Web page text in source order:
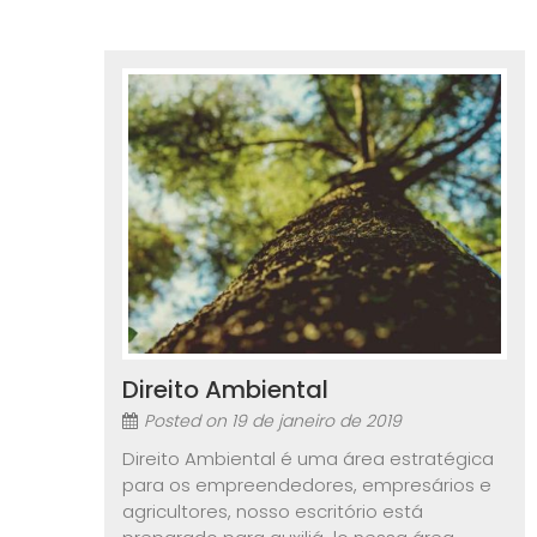
Direito Ambiental
Posted on 19 de janeiro de 2019
Direito Ambiental é uma área estratégica
para os empreendedores, empresários e
agricultores, nosso escritório está